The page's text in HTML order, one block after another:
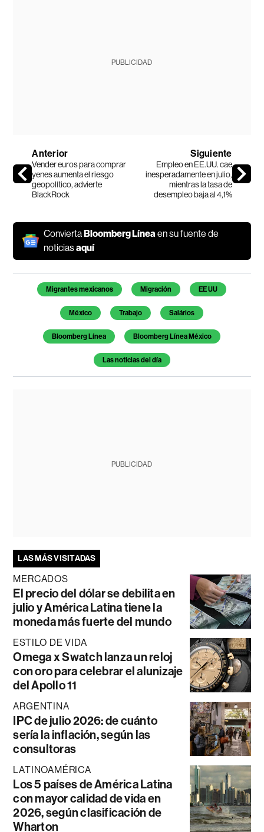
PUBLICIDAD
Anterior
Vender euros para comprar
yenes aumenta el riesgo
geopolítico, advierte
BlackRock
Siguiente
Empleo en EE.UU. cae
inesperadamente en julio,
mientras la tasa de
desempleo baja al 4,1%
ConviertaBloomberg Línea en su fuente de
noticiasaquí
Temas de este artículo
Migrantes mexicanos Migración EE UU
México Trabajo Salários
Bloomberg Línea Bloomberg Línea México
Las noticias del día
PUBLICIDAD
LAS MÁS VISITADAS
MERCADOS
El precio del dólar se debilita en
julio y América Latina tiene la
moneda más fuerte del mundo
ESTILO DE VIDA
Omega x Swatch lanza un reloj
con oro para celebrar el alunizaje
del Apollo 11
ARGENTINA
IPC de julio 2026: de cuánto
sería la inflación, según las
consultoras
LATINOAMÉRICA
Los 5 países de América Latina
con mayor calidad de vida en
2026, según clasificación de
Wharton